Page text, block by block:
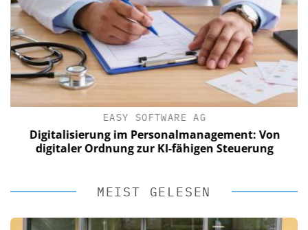
EASY SOFTWARE AG
Digitalisierung im Personalmanagement: Von
digitaler Ordnung zur KI-fähigen Steuerung
MEIST GELESEN